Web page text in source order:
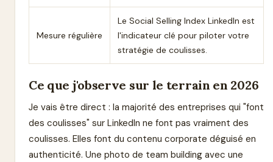
Mesure régulière
Le Social Selling Index LinkedIn est
l'indicateur clé pour piloter votre
stratégie de coulisses.
Ce que j'observe sur le terrain en 2026
Je vais être direct : la majorité des entreprises qui "font
des coulisses" sur LinkedIn ne font pas vraiment des
coulisses. Elles font du contenu corporate déguisé en
authenticité. Une photo de team building avec une